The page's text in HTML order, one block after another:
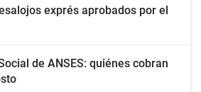
exprés aprobados por el
de ANSES: quiénes cobran